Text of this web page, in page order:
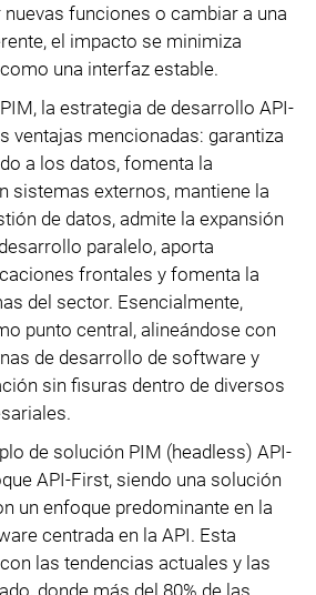
funciones o cambiar a una
el impacto se minimiza
una interfaz estable.
la estrategia de desarrollo API-
ventajas mencionadas: garantiza
a los datos, fomenta la
sistemas externos, mantiene la
de datos, admite la expansión
paralelo, aporta
frontales y fomenta la
del sector. Esencialmente,
punto central, alineándose con
de desarrollo de software y
sin fisuras dentro de diversos
de solución PIM (headless) API-
API-First, siendo una solución
un enfoque predominante en la
centrada en la API. Esta
las tendencias actuales y las
donde más del 80% de las